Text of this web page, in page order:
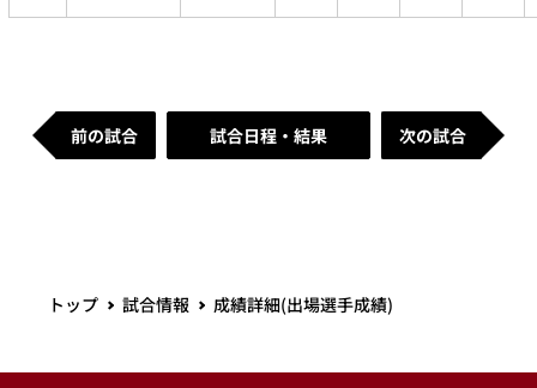
前の試合 試合日程・結果 次の試合
トップ 試合情報 成績詳細(出場選手成績)